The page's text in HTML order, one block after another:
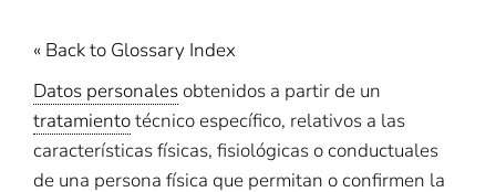
« Back to Glossary Index
Datos personalesobtenidos a partir de un
tratamientotécnico específico, relativos a las
características físicas, fisiológicas o conductuales
de una persona física que permitan o confirmen la